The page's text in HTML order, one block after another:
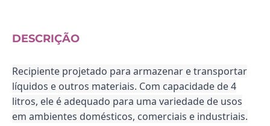
DESCRIÇÃO
Recipiente projetado para armazenar e transportar
líquidos e outros materiais. Com capacidade de 4
litros, ele é adequado para uma variedade de usos
em ambientes domésticos, comerciais e industriais.